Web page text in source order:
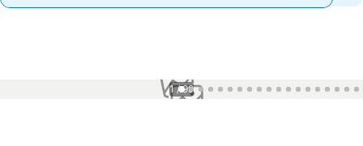
1 / 99